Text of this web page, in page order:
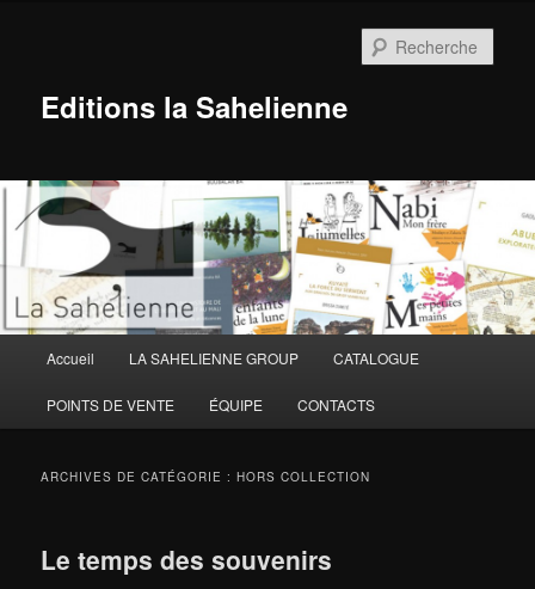
Editions la Sahelienne
principal
Accueil LA SAHELIENNE GROUP CATALOGUE
POINTS DE VENTE ÉQUIPE CONTACTS
ARCHIVES DE CATÉGORIE :HORS COLLECTION
Le temps des souvenirs